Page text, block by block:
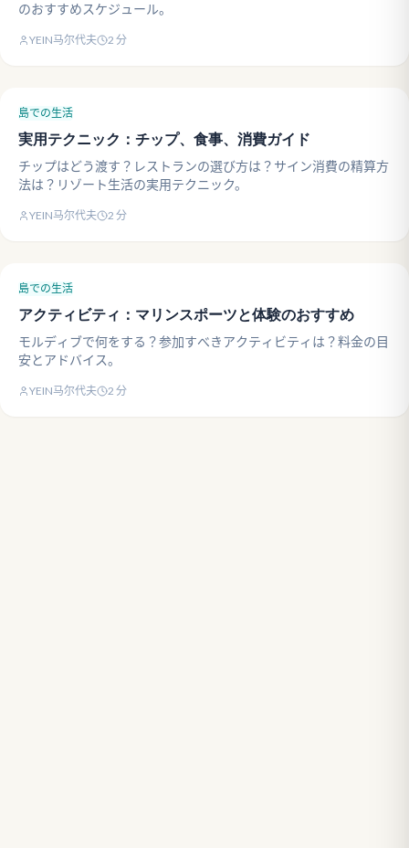
のおすすめスケジュール。
YEIN马尔代夫 2 分
島での生活
実用テクニック：チップ、食事、消費ガイド
チップはどう渡す？レストランの選び方は？サイン消費の精算方
法は？リゾート生活の実用テクニック。
YEIN马尔代夫 2 分
島での生活
アクティビティ：マリンスポーツと体験のおすすめ
モルディブで何をする？参加すべきアクティビティは？料金の目
安とアドバイス。
YEIN马尔代夫 2 分